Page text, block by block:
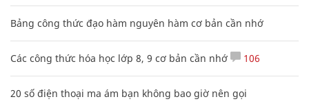
Bảng công thức đạo hàm nguyên hàm cơ bản cần nhớ
Các công thức hóa học lớp 8, 9 cơ bản cần nhớ 106
20 số điện thoại ma ám bạn không bao giờ nên gọi